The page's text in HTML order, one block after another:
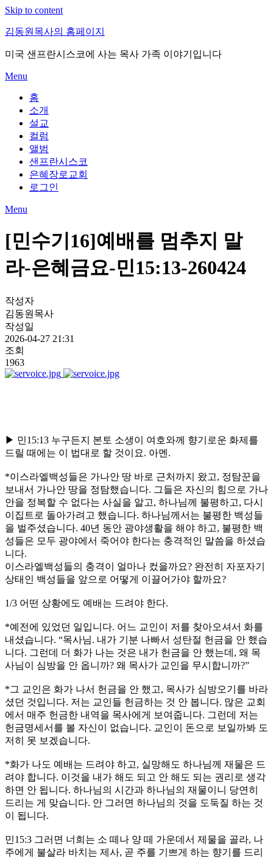
Skip to content
김동원목사의 홈페이지
미국 샌프란시스코에 사는 목사 가족 이야기입니다
Menu
홈
소개
설교
컬럼
앨범
샌프란시스코
은혜장로교회
로그인
Menu
[민수기16]예배를 멈추지 말
라-은혜금요-민15:13-260424
작성자
김동원목사
작성일
2026-04-27 21:31
조회
1963
▶ 민15:13 누구든지 본토 소생이 여호와께 향기로운 화제를
드릴 때에는 이 법대로 할 것이요. 아멘.
*이스라엘백성들은 가나안 땅 바로 근처까지 왔고, 정탐꾼을
보내서 가나안 땅을 정탐했습니다. 그들은 자신의 힘으로 가나
안을 정복할 수 없다는 사실을 알고, 하나님께 불평하고, 다시
이집트로 돌아가려고 했습니다. 하나님께서는 불평한 백성들
을 벌주셨습니다. 40년 동안 광야생활을 해야 하고, 불평한 백
성들은 모두 광야에서 죽어야 한다는 충격적인 말씀을 하셨습
니다.
이스라엘백성들의 충격이 얼마나 컸을까요? 완전히 자포자기
상태인 백성들을 앞으로 어떻게 이끌어가야 할까요?
1/3 어떤 상황에도 예배는 드려야 한다.
*예전에 있었던 일입니다. 어느 교인이 저를 찾아오셔서 화를
내셨습니다. “목사님. 내가 기분 나빠서 성탄절 헌금을 안 했습
니다. 그런데 더 화가 나는 것은 내가 헌금을 안 했는데, 왜 목
사님이 심방을 안 옵니까? 왜 목사가 교인을 무시합니까?”
*그 교인은 화가 나서 헌금을 안 했고, 목사가 심방오기를 바라
셨던 것입니다. 저는 교인들 헌금하는 것 안 봅니다. 많은 교회
에서 매주 헌금한 내역을 목사에게 보여줍니다. 그런데 저는
헌금명세서를 볼 자신이 없습니다. 교인이 돈으로 보일까봐 도
저히 못 보겠습니다.
*화가 나도 예배는 드려야 하고, 실망해도 하나님께 재물은 드
려야 합니다. 이것을 내가 해도 되고 안 해도 되는 권리로 생각
하면 안 됩니다. 하나님의 시간과 하나님의 재물이니 당연히
드리는 게 맞습니다. 안 그러면 하나님의 것을 도둑질 하는 것
이 됩니다.
민15:3 그러면 너희는 소 떼나 양 떼 가운데서 제물을 골라, 나
주에게 불살라 바치는 제사, 곧 주를 기쁘게 하는 향기를 드리